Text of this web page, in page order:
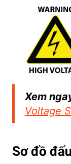
Xem
Voltage
Sơ đồ